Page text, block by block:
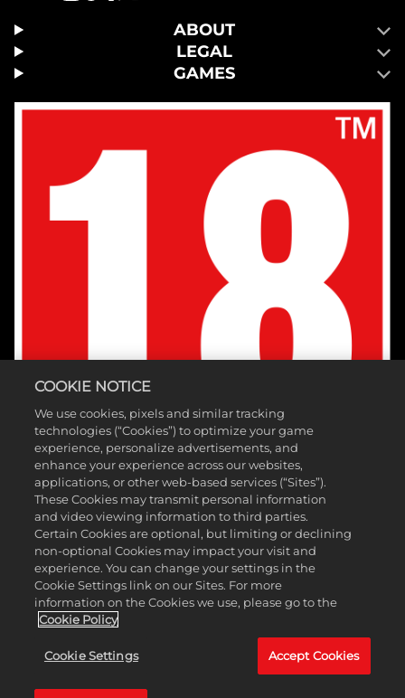
ABOUT
LEGAL
GAMES
©2026 Take-Two Interactive Software, Inc. Published by 2K Games.
Developed by Hangar 13. Mafia, Take-Two Interactive Software, 2K,
Hangar 13, and their respective logos are trademarks of Take-Two
Interactive Software, Inc. All other marks and trademarks are the
property of their respective owners. All rights reserved.
COOKIE NOTICE
We use cookies, pixels and similar tracking
technologies (“Cookies”) to optimize your game
experience, personalize advertisements, and
enhance your experience across our websites,
applications, or other web-based services (“Sites”).
These Cookies may transmit personal information
and video viewing information to third parties.
Certain Cookies are optional, but limiting or declining
non-optional Cookies may impact your visit and
experience. You can change your settings in the
Cookie Settings link on our Sites. For more
information on the Cookies we use, please go to the
Cookie Policy
Cookie Settings Accept Cookies